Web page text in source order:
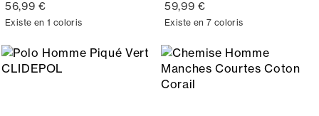
56,99 €
Existe en 1 coloris
59,99 €
Existe en 7 coloris